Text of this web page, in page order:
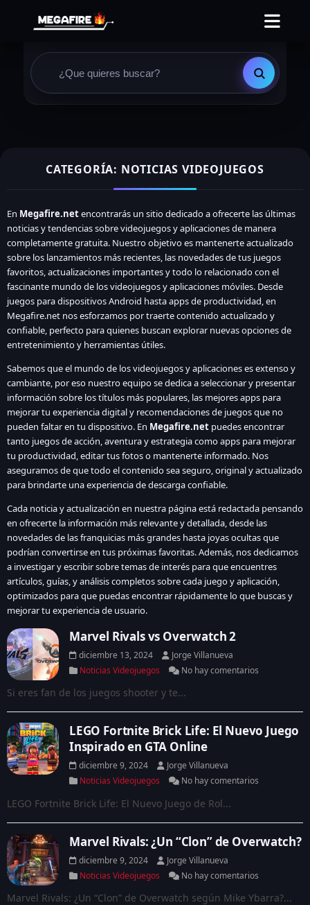
CATEGORÍA: NOTICIAS VIDEOJUEGOS
En Megafire.netencontrarás un sitio dedicado a ofrecerte las últimas
noticias y tendencias sobre videojuegos y aplicaciones de manera
completamente gratuita. Nuestro objetivo es mantenerte actualizado
sobre los lanzamientos más recientes, las novedades de tus juegos
favoritos, actualizaciones importantes y todo lo relacionado con el
fascinante mundo de los videojuegos y aplicaciones móviles. Desde
juegos para dispositivos Android hasta apps de productividad, en
Megafire.net nos esforzamos por traerte contenido actualizado y
confiable, perfecto para quienes buscan explorar nuevas opciones de
entretenimiento y herramientas útiles.
Sabemos que el mundo de los videojuegos y aplicaciones es extenso y
cambiante, por eso nuestro equipo se dedica a seleccionar y presentar
información sobre los títulos más populares, las mejores apps para
mejorar tu experiencia digital y recomendaciones de juegos que no
pueden faltar en tu dispositivo. En Megafire.net puedes encontrar
tanto juegos de acción, aventura y estrategia como apps para mejorar
tu productividad, editar tus fotos o mantenerte informado. Nos
aseguramos de que todo el contenido sea seguro, original y actualizado
para brindarte una experiencia de descarga confiable.
Cada noticia y actualización en nuestra página está redactada pensando
en ofrecerte la información más relevante y detallada, desde las
novedades de las franquicias más grandes hasta joyas ocultas que
podrían convertirse en tus próximas favoritas. Además, nos dedicamos
a investigar y escribir sobre temas de interés para que encuentres
artículos, guías, y análisis completos sobre cada juego y aplicación,
optimizados para que puedas encontrar rápidamente lo que buscas y
mejorar tu experiencia de usuario.
Marvel Rivals vs Overwatch 2
diciembre 13, 2024
Jorge Villanueva
Noticias Videojuegos
No hay comentarios
Si eres fan de los juegos shooter y te...
LEGO Fortnite Brick Life: El Nuevo Juego
Inspirado en GTA Online
diciembre 9, 2024
Jorge Villanueva
Noticias Videojuegos
No hay comentarios
LEGO Fortnite Brick Life: El Nuevo Juego de Rol...
Marvel Rivals: ¿Un “Clon” de Overwatch?
diciembre 9, 2024
Jorge Villanueva
Noticias Videojuegos
No hay comentarios
Marvel Rivals: ¿Un “Clon” de Overwatch según Mike Ybarra?...